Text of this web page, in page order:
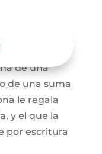
es que una
de una
de una suma
le regala
y el que la
por escritura